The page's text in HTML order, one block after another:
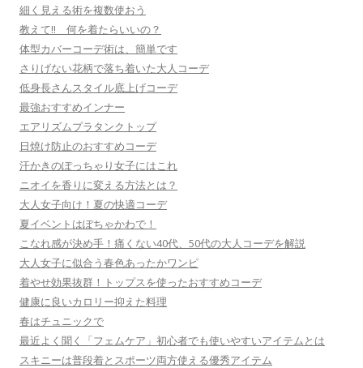
細く見える術を複数使おう
教えて!! 何を着たらいいの？
体型カバーコーデ術は、簡単です
さりげない花柄で落ち着いた大人コーデ
低身長さんスタイル底上げコーデ
最強おすすめインナー
エアリズムプラタンクトップ
日焼け防止のおすすめコーデ
汗かきのぽっちゃり女子にはこれ
ニオイを香りに変える方法とは？
大人女子向け！夏の快適コーデ
夏イベントはぽちゃかわで！
こなれ感が決め手！痛くない40代、50代の大人コーデを解説
大人女子に似合う春色あったかワンピ
着やせ効果抜群！トップスを使ったおすすめコーデ
健康に良いカロリー抑えた料理
春はチュニックで
最近よく聞く「フェムケア」初心者でも使いやすいアイテムとは
スキニーは普段着とスポーツ両方使える優秀アイテム